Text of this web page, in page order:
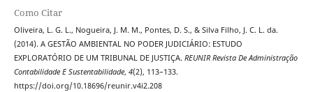
Como Citar
Oliveira, L. G. L., Nogueira, J. M. M., Pontes, D. S., & Silva Filho, J. C. L. da.
(2014). A GESTÃO AMBIENTAL NO PODER JUDICIÁRIO: ESTUDO
EXPLORATÓRIO DE UM TRIBUNAL DE JUSTIÇA. REUNIR Revista De Administração
Contabilidade E Sustentabilidade, 4(2), 113–133.
https://doi.org/10.18696/reunir.v4i2.208